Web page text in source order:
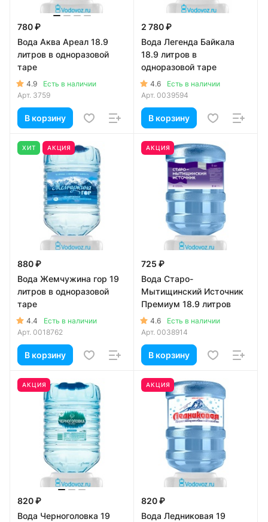
780 ₽
Вода Аква Ареал 18.9
литров в одноразовой
таре
4.9
Есть в наличии
Арт. 3759
В корзину
2 780 ₽
Вода Легенда Байкала
18.9 литров в
одноразовой таре
4.6
Есть в наличии
Арт. 0039594
В корзину
ХИТ АКЦИЯ
880 ₽
Вода Жемчужина гор 19
литров в одноразовой
таре
4.4
Есть в наличии
Арт. 0018762
В корзину
АКЦИЯ
725 ₽
Вода Старо-
Мытищинский Источник
Премиум 18.9 литров
4.6
Есть в наличии
Арт. 0038914
В корзину
АКЦИЯ
820 ₽
Вода Черноголовка 19
АКЦИЯ
820 ₽
Вода Ледниковая 19